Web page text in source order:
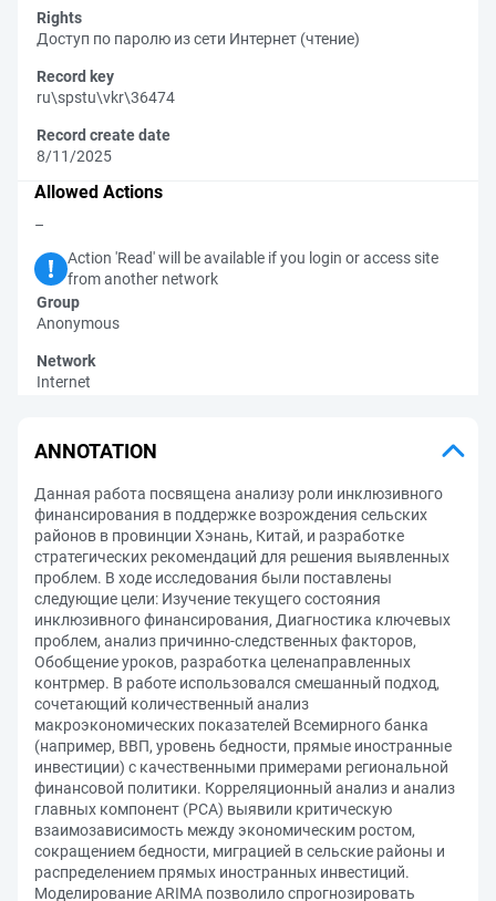
Rights
Доступ по паролю из сети Интернет (чтение)
Record key
ru\spstu\vkr\36474
Record create date
8/11/2025
Allowed Actions
–
Action 'Read' will be available if you login or access site
from another network
Group
Anonymous
Network
Internet
ANNOTATION
Данная работа посвящена анализу роли инклюзивного
финансирования в поддержке возрождения сельских
районов в провинции Хэнань, Китай, и разработке
стратегических рекомендаций для решения выявленных
проблем. В ходе исследования были поставлены
следующие цели: Изучение текущего состояния
инклюзивного финансирования, Диагностика ключевых
проблем, анализ причинно-следственных факторов,
Обобщение уроков, разработка целенаправленных
контрмер. В работе использовался смешанный подход,
сочетающий количественный анализ
макроэкономических показателей Всемирного банка
(например, ВВП, уровень бедности, прямые иностранные
инвестиции) с качественными примерами региональной
финансовой политики. Корреляционный анализ и анализ
главных компонент (PCA) выявили критическую
взаимозависимость между экономическим ростом,
сокращением бедности, миграцией в сельские районы и
распределением прямых иностранных инвестиций.
Моделирование ARIMA позволило спрогнозировать